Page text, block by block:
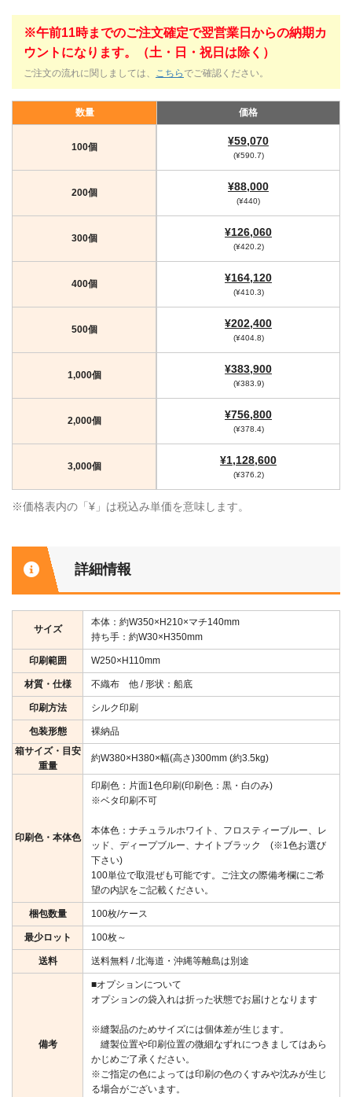
※午前11時までのご注文確定で翌営業日からの納期カ
ウントになります。（土・日・祝日は除く）
ご注文の流れに関しましては、 こちら でご確認ください。
数量 価格
100個 ¥59,070
(¥590.7)
200個 ¥88,000
(¥440)
300個 ¥126,060
(¥420.2)
400個 ¥164,120
(¥410.3)
500個 ¥202,400
(¥404.8)
1,000個 ¥383,900
(¥383.9)
2,000個 ¥756,800
(¥378.4)
3,000個 ¥1,128,600
(¥376.2)
※価格表内の「¥」は税込み単価を意味します。
詳細情報
サイズ
本体：約W350×H210×マチ140mm
持ち手：約W30×H350mm
印刷範囲 W250×H110mm
材質・仕様 不織布 他 / 形状：船底
印刷方法 シルク印刷
包装形態
裸納品
箱サイズ・目安
重量
約W380×H380×幅(高さ)300mm (約3.5kg)
印刷色・本体色
印刷色：片面1色印刷(印刷色：黒・白のみ)
※ベタ印刷不可
本体色：ナチュラルホワイト、フロスティーブルー、レ
ッド、ディープブルー、ナイトブラック (※1色お選び
下さい)
100単位で取混ぜも可能です。ご注文の際備考欄にご希
望の内訳をご記載ください。
梱包数量 100枚/ケース
最少ロット 100枚～
送料 送料無料 / 北海道・沖縄等離島は別途
備考
■オプションについて
オプションの袋入れは折った状態でお届けとなります
※縫製品のためサイズには個体差が生じます。
縫製位置や印刷位置の微細なずれにつきましてはあら
かじめご了承ください。
※ご指定の色によっては印刷の色のくすみや沈みが生じ
る場合がございます。